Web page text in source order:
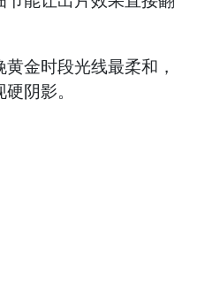
黄金时段光线最柔和，
阴影。